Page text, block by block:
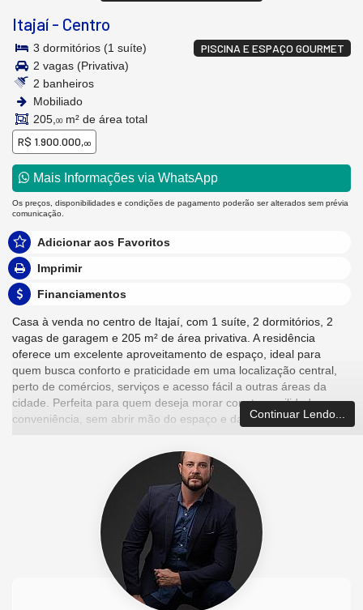
Itajaí - Centro
PISCINA E ESPAÇO GOURMET
3 dormitórios (1 suíte)
2 vagas (Privativa)
2 banheiros
Mobiliado
205, 00 m² de área total
R$ 1.900.000,00
Mais Informações via WhatsApp
Os preços, disponibilidades e condições de pagamento poderão ser alterados sem prévia
comunicação.
Adicionar aos Favoritos
Imprimir
Financiamentos
Casa à venda no centro de Itajaí, com 1 suíte, 2 dormitórios, 2
vagas de garagem e 205 m² de área privativa. A residência
oferece um excelente aproveitamento de espaço, ideal para
quem busca conforto e praticidade em uma localização central,
perto de comércios, serviços e acesso fácil a outras áreas da
cidade. Perfeita para quem deseja morar com tranquilidade e
conveniência, sem abrir mão do espaço e da qualidade de vida.
está sempre pronta para atendê-lo e ajudá-lo a encontrar as
opções de imóveis mais adequadas para você. Estamos
comprometidos em fornecer as melhores oportunidades de
Balneário Camboriúe região, garantindo que
você faça negócios com total segurança.
Agende uma visita hoje!
Valores sujeitos a alterações sem aviso prévio.
Continuar Lendo...